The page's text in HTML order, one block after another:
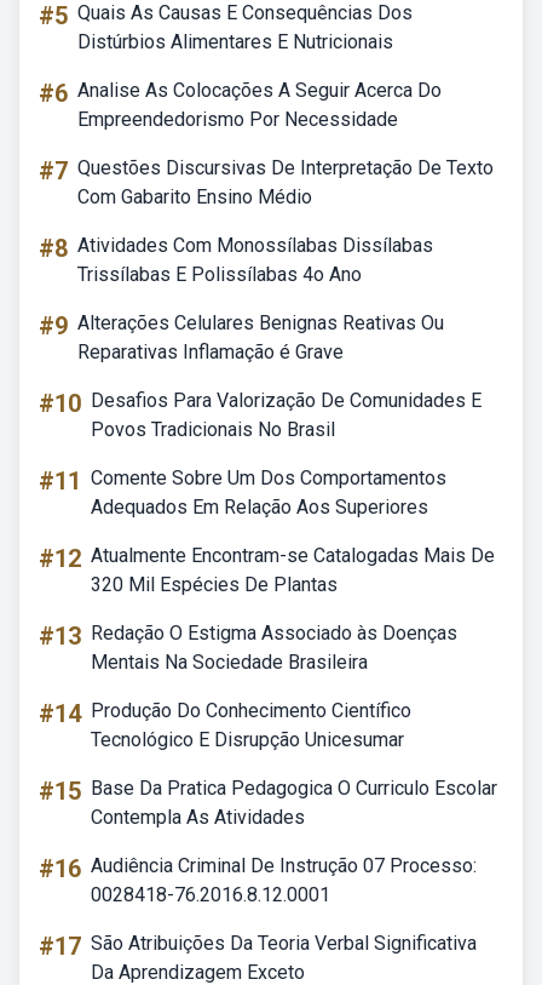
#5 Quais As Causas E Consequências Dos
Distúrbios Alimentares E Nutricionais
#6 Analise As Colocações A Seguir Acerca Do
Empreendedorismo Por Necessidade
#7 Questões Discursivas De Interpretação De Texto
Com Gabarito Ensino Médio
#8 Atividades Com Monossílabas Dissílabas
Trissílabas E Polissílabas 4o Ano
#9 Alterações Celulares Benignas Reativas Ou
Reparativas Inflamação é Grave
#10 Desafios Para Valorização De Comunidades E
Povos Tradicionais No Brasil
#11 Comente Sobre Um Dos Comportamentos
Adequados Em Relação Aos Superiores
#12 Atualmente Encontram-se Catalogadas Mais De
320 Mil Espécies De Plantas
#13 Redação O Estigma Associado às Doenças
Mentais Na Sociedade Brasileira
#14 Produção Do Conhecimento Científico
Tecnológico E Disrupção Unicesumar
#15 Base Da Pratica Pedagogica O Curriculo Escolar
Contempla As Atividades
#16 Audiência Criminal De Instrução 07 Processo:
0028418-76.2016.8.12.0001
#17 São Atribuições Da Teoria Verbal Significativa
Da Aprendizagem Exceto